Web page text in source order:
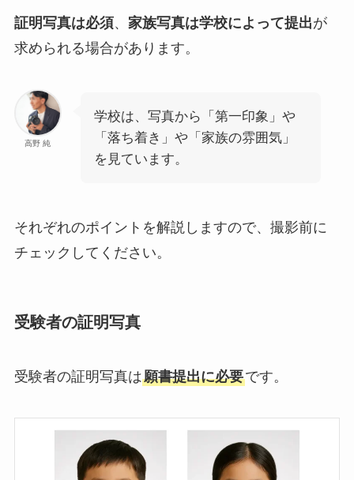
証明写真は必須、 家族写真は学校によって提出が
求められる場合があります。
高野 純
学校は、写真から「第一印象」や
「落ち着き」や「家族の雰囲気」
を見ています。
それぞれのポイントを解説しますので、撮影前に
チェックしてください。
受験者の証明写真
受験者の証明写真は願書提出に必要です。